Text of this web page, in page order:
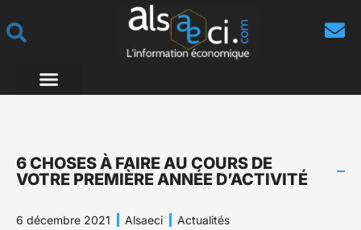
6 CHOSES À FAIRE AU COURS DE
VOTRE PREMIÈRE ANNÉE D’ACTIVITÉ
6 décembre 2021 Alsaeci Actualités